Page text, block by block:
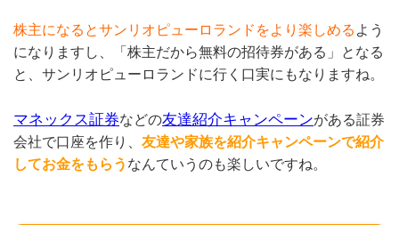
株主になるとサンリオピューロランドをより楽しめる よう
になりますし、「株主だから無料の招待券がある」となる
と、サンリオピューロランドに行く口実にもなりますね。
マネックス証券などの友達紹介キャンペーンがある証券
会社で口座を作り、 友達や家族を紹介キャンペーンで紹介
してお金をもらう なんていうのも楽しいですね。